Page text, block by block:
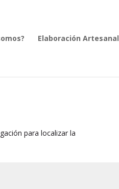
Elaboración Artesanal
para localizar la